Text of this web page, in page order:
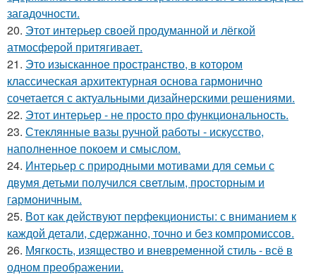
загадочности.
20. Этот интерьер своей продуманной и лёгкой
атмосферой притягивает.
21. Это изысканное пространство, в котором
классическая архитектурная основа гармонично
сочетается с актуальными дизайнерскими решениями.
22. Этот интерьер - не просто про функциональность.
23. Стеклянные вазы ручной работы - искусство,
наполненное покоем и смыслом.
24. Интерьер с природными мотивами для семьи с
двумя детьми получился светлым, просторным и
гармоничным.
25. Вот как действуют перфекционисты: с вниманием к
каждой детали, сдержанно, точно и без компромиссов.
26. Мягкость, изящество и вневременной стиль - всё в
одном преображении.